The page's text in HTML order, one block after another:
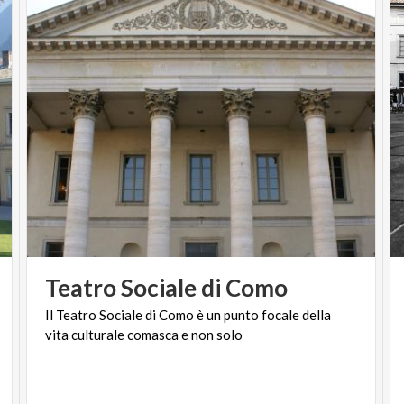
TeatroSocialedi Como
Il Teatro SocialediComo èunpunto focaledella
vitaculturalecomascaenonsolo